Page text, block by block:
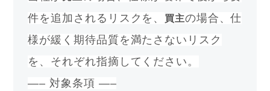
件を追加されるリスクを、
買主の場合、仕
様が緩く期待品質を満たさないリスク
を、それぞれ指摘してください。
—– 対象条項 —–